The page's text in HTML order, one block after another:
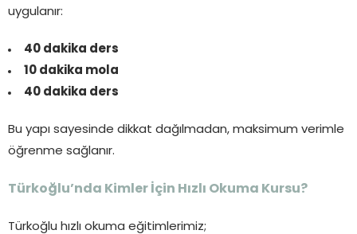
uygulanır:
40 dakika ders
10 dakika mola
40 dakika ders
Bu yapı sayesinde dikkat dağılmadan, maksimum verimle
öğrenme sağlanır.
Türkoğlu’nda Kimler İçin Hızlı Okuma Kursu?
Türkoğlu hızlı okuma eğitimlerimiz;